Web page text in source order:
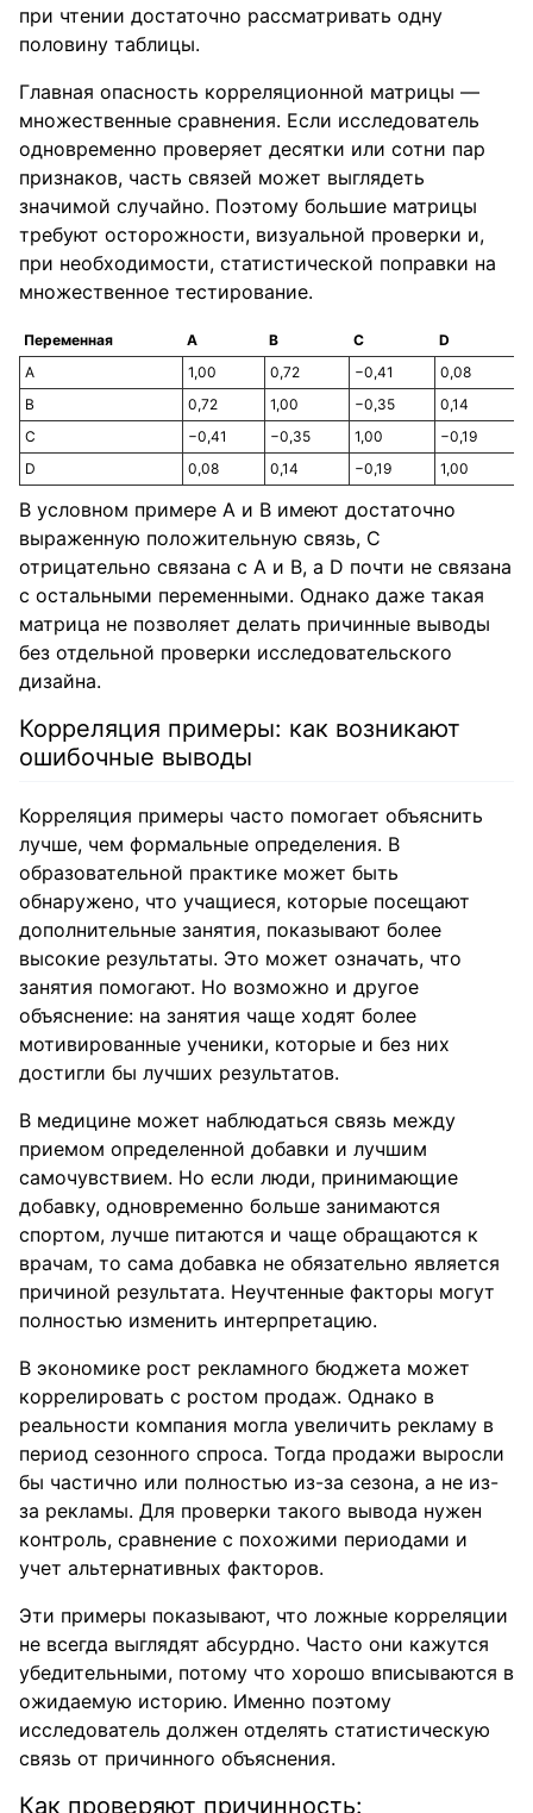
при чтении достаточно рассматривать одну
половину таблицы.
Главная опасность корреляционной матрицы —
множественные сравнения. Если исследователь
одновременно проверяет десятки или сотни пар
признаков, часть связей может выглядеть
значимой случайно. Поэтому большие матрицы
требуют осторожности, визуальной проверки и,
при необходимости, статистической поправки на
множественное тестирование.
Переменная A B C
D
A
1,00 0,72 −0,41
0,08
B
0,72 1,00 −0,35
0,14
C
−0,41 −0,35 1,00
−0,19
D
0,08 0,14 −0,19 1,00
В условном примере A и B имеют достаточно
выраженную положительную связь, C
отрицательно связана с A и B, а D почти не связана
с остальными переменными. Однако даже такая
матрица не позволяет делать причинные выводы
без отдельной проверки исследовательского
дизайна.
Корреляция примеры: как возникают
ошибочные выводы
Корреляция примеры часто помогает объяснить
лучше, чем формальные определения. В
образовательной практике может быть
обнаружено, что учащиеся, которые посещают
дополнительные занятия, показывают более
высокие результаты. Это может означать, что
занятия помогают. Но возможно и другое
объяснение: на занятия чаще ходят более
мотивированные ученики, которые и без них
достигли бы лучших результатов.
В медицине может наблюдаться связь между
приемом определенной добавки и лучшим
самочувствием. Но если люди, принимающие
добавку, одновременно больше занимаются
спортом, лучше питаются и чаще обращаются к
врачам, то сама добавка не обязательно является
причиной результата. Неучтенные факторы могут
полностью изменить интерпретацию.
В экономике рост рекламного бюджета может
коррелировать с ростом продаж. Однако в
реальности компания могла увеличить рекламу в
период сезонного спроса. Тогда продажи выросли
бы частично или полностью из-за сезона, а не из-
за рекламы. Для проверки такого вывода нужен
контроль, сравнение с похожими периодами и
учет альтернативных факторов.
Эти примеры показывают, что ложные корреляции
не всегда выглядят абсурдно. Часто они кажутся
убедительными, потому что хорошо вписываются в
ожидаемую историю. Именно поэтому
исследователь должен отделять статистическую
связь от причинного объяснения.
Как проверяют причинность: